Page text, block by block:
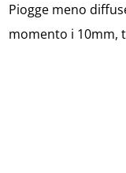
Piogge meno
momento i 10mm,